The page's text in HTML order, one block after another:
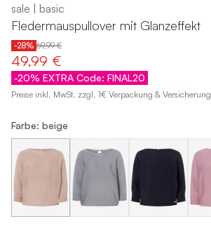
sale | basic
Fledermauspullover mit Glanzeffekt
-28% 69,99 €
49,99 €
-20% EXTRA Code: FINAL20
Preise inkl. MwSt. zzgl. 1€ Verpackung & Versicherung
Farbe: beige